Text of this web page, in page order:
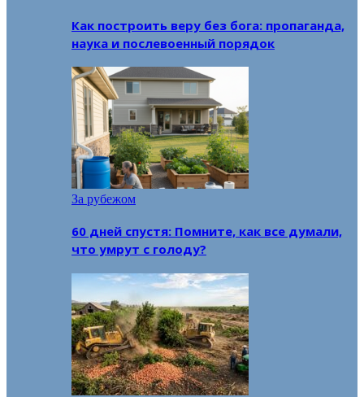
Как построить веру без бога: пропаганда,
наука и послевоенный порядок
За рубежом
60 дней спустя: Помните, как все думали,
что умрут с голоду?